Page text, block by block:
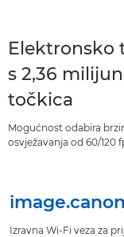
Elektronsko
s 2,36
točkica
Mogućnost odabira
osvježavanja od 60/120
image.canon
Izravna Wi-Fi veza za